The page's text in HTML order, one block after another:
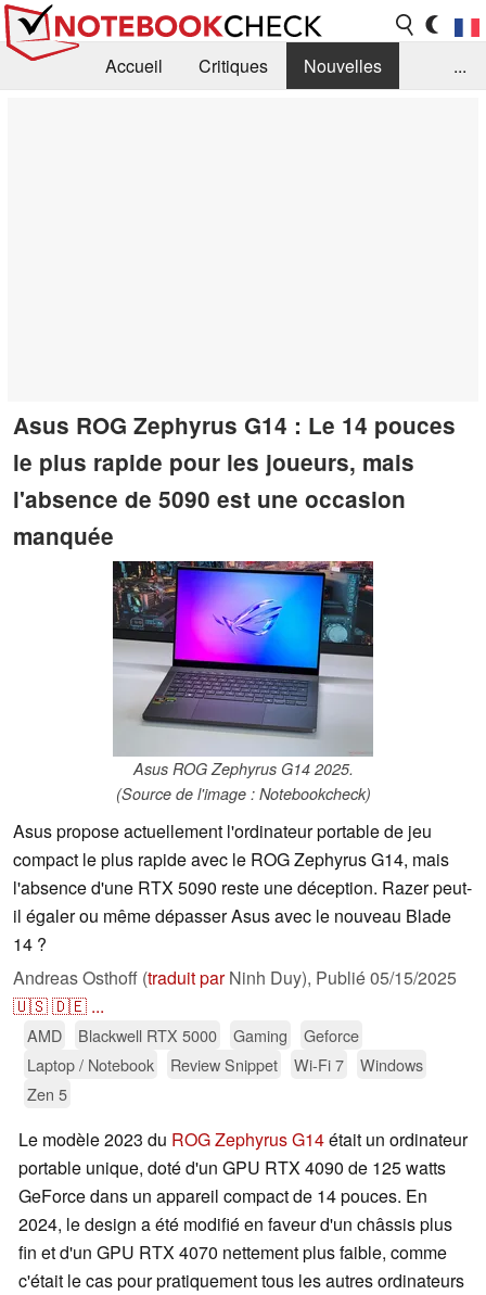
Accueil Critiques
Nouvelles
...
Asus ROG Zephyrus G14 : Le 14 pouces
le plus rapide pour les joueurs, mais
l'absence de 5090 est une occasion
manquée
Asus ROG Zephyrus G14 2025.
(Source de l'image : Notebookcheck)
Asus propose actuellement l'ordinateur portable de jeu
compact le plus rapide avec le ROG Zephyrus G14, mais
l'absence d'une RTX 5090 reste une déception. Razer peut-
il égaler ou même dépasser Asus avec le nouveau Blade
14 ?
Andreas Osthoff (traduit parNinh Duy), Publié05/15/2025
🇺🇸🇩🇪 ...
AMD Blackwell RTX 5000 Gaming
Geforce
Laptop / Notebook
Review Snippet Wi-Fi 7
Windows
Zen 5
Le modèle 2023 du ROG Zephyrus G14était un ordinateur
portable unique, doté d'un GPU RTX 4090 de 125 watts
GeForce dans un appareil compact de 14 pouces. En
2024, le design a été modifié en faveur d'un châssis plus
fin et d'un GPU RTX 4070 nettement plus faible, comme
c'était le cas pour pratiquement tous les autres ordinateurs